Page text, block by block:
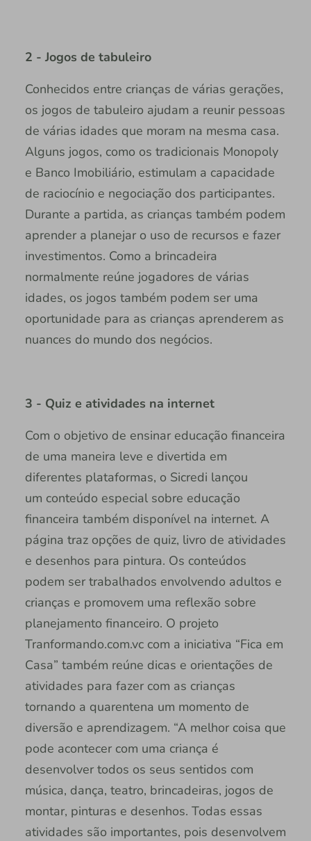
2 - Jogos de tabuleiro
Conhecidos entre crianças de várias gerações,
os jogos de tabuleiro ajudam a reunir pessoas
de várias idades que moram na mesma casa.
Alguns jogos, como os tradicionais Monopoly
e Banco Imobiliário, estimulam a capacidade
de raciocínio e negociação dos participantes.
Durante a partida, as crianças também podem
aprender a planejar o uso de recursos e fazer
investimentos. Como a brincadeira
normalmente reúne jogadores de várias
idades, os jogos também podem ser uma
oportunidade para as crianças aprenderem as
nuances do mundo dos negócios.
3 - Quiz e atividades na internet
Com o objetivo de ensinar educação financeira
de uma maneira leve e divertida em
diferentes plataformas, o Sicredi lançou
um conteúdo especial sobre educação
financeira também disponível na internet. A
página traz opções de quiz, livro de atividades
e desenhos para pintura. Os conteúdos
podem ser trabalhados envolvendo adultos e
crianças e promovem uma reflexão sobre
planejamento financeiro. O projeto
Tranformando.com.vc com a iniciativa “Fica em
Casa” também reúne dicas e orientações de
atividades para fazer com as crianças
tornando a quarentena um momento de
diversão e aprendizagem. “A melhor coisa que
pode acontecer com uma criança é
desenvolver todos os seus sentidos com
música, dança, teatro, brincadeiras, jogos de
montar, pinturas e desenhos. Todas essas
atividades são importantes, pois desenvolvem